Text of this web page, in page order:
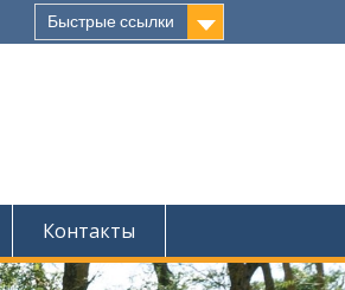
Быстрые ссылки
Контакты